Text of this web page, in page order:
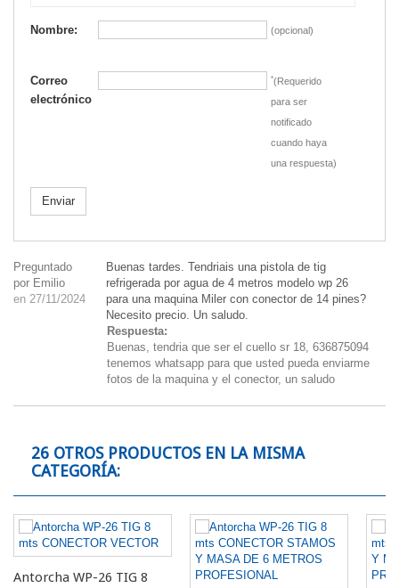
Nombre: (opcional)
Correo
electrónico
*(Requerido
para ser
notificado
cuando haya
una respuesta)
Enviar
Preguntado
por Emilio
en 27/11/2024
Buenas tardes. Tendriais una pistola de tig
refrigerada por agua de 4 metros modelo wp 26
para una maquina Miler con conector de 14 pines?
Necesito precio. Un saludo.
Respuesta:
Buenas, tendria que ser el cuello sr 18, 636875094
tenemos whatsapp para que usted pueda enviarme
fotos de la maquina y el conector, un saludo
26 OTROS PRODUCTOS EN LA MISMA
CATEGORÍA:
Antorcha WP-26 TIG 8